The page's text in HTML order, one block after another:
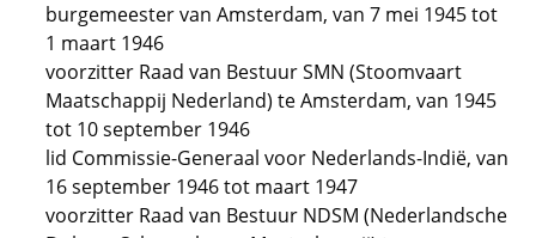
burgemeester van Amsterdam, van 7 mei 1945 tot
1 maart 1946
voorzitter Raad van Bestuur SMN (Stoomvaart
Maatschappij Nederland) te Amsterdam, van 1945
tot 10 september 1946
lid Commissie-Generaal voor Nederlands-Indië, van
16 september 1946 tot maart 1947
voorzitter Raad van Bestuur NDSM (Nederlandsche